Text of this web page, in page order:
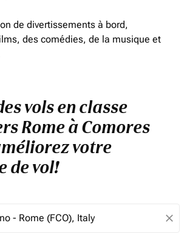
de divertissements à bord,
des comédies, de la musique et
vols en classe
Rome à Comores
votre
de vol!
close